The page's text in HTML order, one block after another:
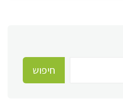
חיפוש